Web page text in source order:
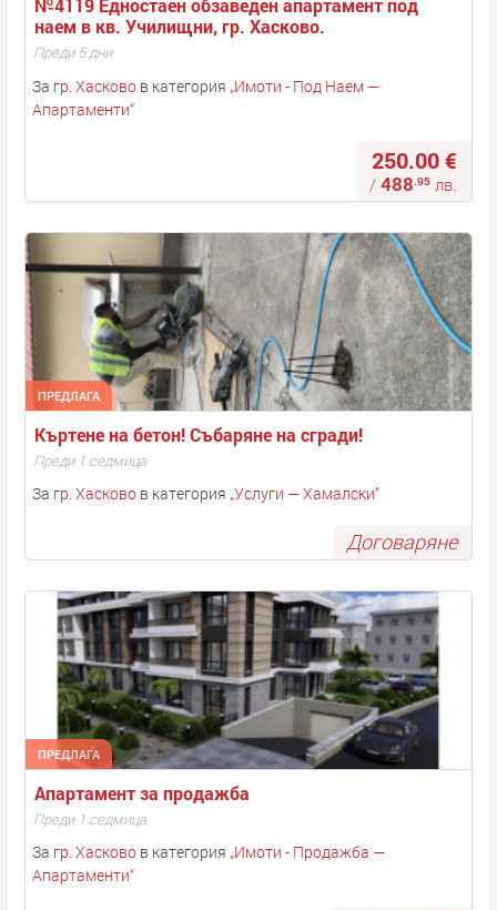
№4119 Едностаен обзаведен апартамент под
наем в кв. Училищни, гр. Хасково.
Преди 5 дни
За гр. Хасковов категория „Имоти - Под Наем —
Апартаменти“
250.00 €
/488.95 лв.
ПРЕДЛАГА
Къртене на бетон! Събаряне на сгради!
Преди 1 седмица
За гр. Хасковов категория „Услуги — Хамалски“
Договаряне
ПРЕДЛАГА
Апартамент за продажба
Преди 1 седмица
За гр. Хасковов категория „Имоти - Продажба —
Апартаменти“